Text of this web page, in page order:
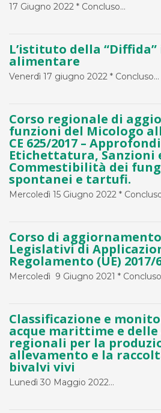
17 Giugno 2022 * Concluso...
L’istituto della “Diffida”
alimentare
Venerdì 17 giugno 2022 * Concluso...
Corso regionale di
funzioni del Micologo
CE 625/2017 –
Etichettatura, Sanzioni
Commestibilità dei
spontanei e tartufi.
Mercoledì 15 Giugno 2022 *
Corso di
Legislativi di
Regolamento (UE) 2017/
Mercoledì 9 Giugno 2021 *
Classificazione e
acque marittime e
regionali per la
allevamento e la
bivalvi vivi
Lunedì 30 Maggio 2022...